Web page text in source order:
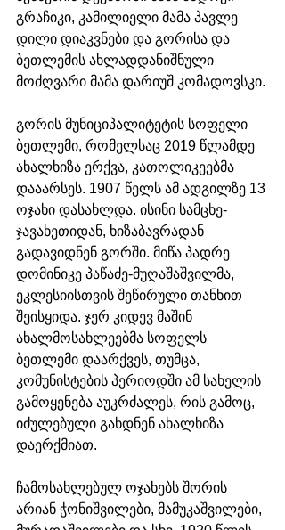
გრაჩიკი, კამილიელი მამა პავლე
დილი დიაკვნები და გორისა და
ბეთლემის ახლადდანიშნული
მოძღვარი მამა დარიუშ კომადოვსკი.
გორის მუნიციპალიტეტის სოფელი
ბეთლემი, რომელსაც 2019 წლამდე
ახალხიზა ერქვა, კათოლიკეებმა
დააარსეს. 1907 წელს ამ ადგილზე 13
ოჯახი დასახლდა. ისინი სამცხე-
ჯავახეთიდან, ხიზაბავრადან
გადავიდნენ გორში. მიწა პადრე
დომინიკე პაწაძე-მუღაშაშვილმა,
ეკლესიისთვის შეწირული თანხით
შეისყიდა. ჯერ კიდევ მაშინ
ახალმოსახლეებმა სოფელს
ბეთლემი დაარქვეს, თუმცა,
კომუნისტების პერიოდში ამ სახელის
გამოყენება აუკრძალეს, რის გამოც,
იძულებული გახდნენ ახალხიზა
დაერქმიათ.
ჩამოსახლებულ ოჯახებს შორის
არიან ჭონიშვილები, მამუკაშვილები,